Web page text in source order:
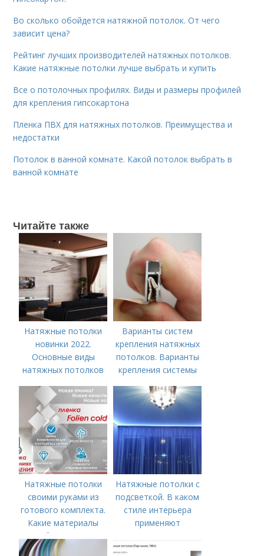
Во сколько обойдется натяжной потолок. От чего
зависит цена?
Рейтинг лучших производителей натяжных потолков.
Какие натяжные потолки лучше выбрать и купить
Все о потолочных профилях. Виды и размеры профилей
для крепления гипсокартона
Пленка ПВХ для натяжных потолков. Преимущества и
недостатки
Потолок в ванной комнате. Какой потолок выбрать в
ванной комнате
Читайте также
Натяжные потолки
новинки 2022.
Основные виды
натяжных потолков
Варианты систем
крепления натяжных
потолков. Варианты
крепления системы
Натяжные потолки
своими руками из
готового комплекта.
Какие материалы
необходимы для
монтажа?
Натяжные потолки с
подсветкой. В каком
стиле интерьера
применяют